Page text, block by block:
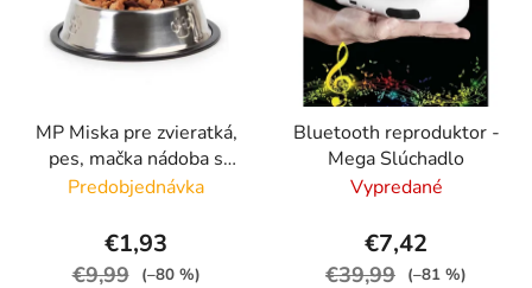
MP Miska pre zvieratká,
pes, mačka nádoba s
obsahom 1,3 L -
Predobjednávka
€1,93
€9,99 (–80 %)
Bluetooth reproduktor -
Mega Slúchadlo
Vypredané
€7,42
€39,99 (–81 %)